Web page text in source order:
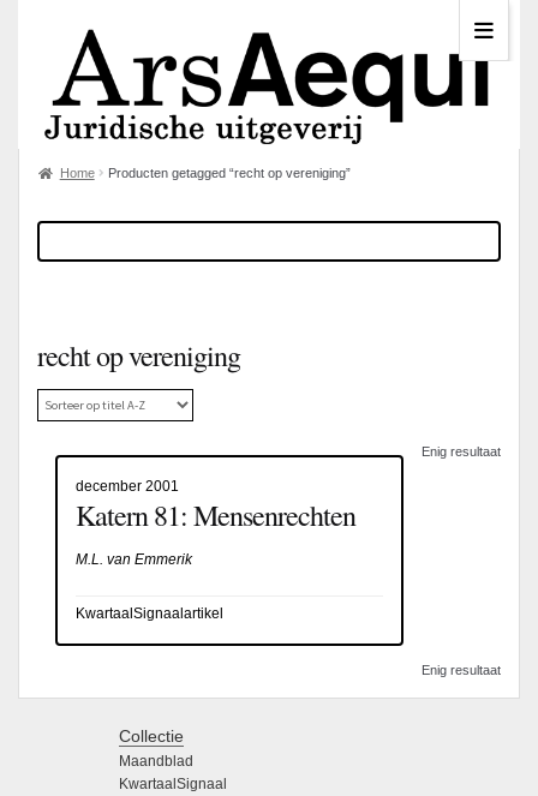
Home Producten getagged “recht op vereniging”
recht op vereniging
Enig resultaat
december 2001
Katern 81: Mensenrechten
M.L. van Emmerik
KwartaalSignaalartikel
Enig resultaat
Collectie
Maandblad
KwartaalSignaal